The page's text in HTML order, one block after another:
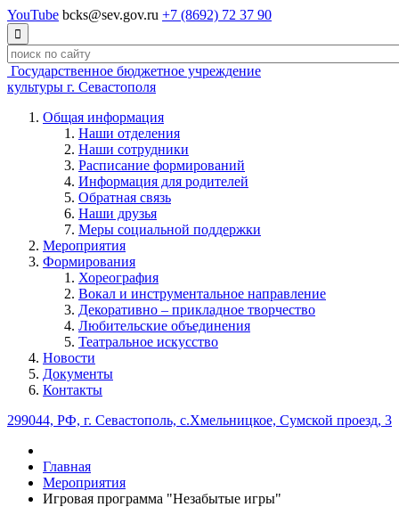
YouTube bcks@sev.gov.ru +7 (8692) 72 37 90

Государственное бюджетное учреждение
культуры г. Севастополя
Общая информация
Наши отделения
Наши сотрудники
Расписание формирований
Информация для родителей
Обратная связь
Наши друзья
Меры социальной поддержки
Мероприятия
Формирования
Хореография
Вокал и инструментальное направление
Декоративно – прикладное творчество
Любительские объединения
Театральное искусство
Новости
Документы
Контакты
299044, РФ, г. Севастополь, с.Хмельницкое, Сумской проезд, 3
Главная
Мероприятия
Игровая программа "Незабытые игры"